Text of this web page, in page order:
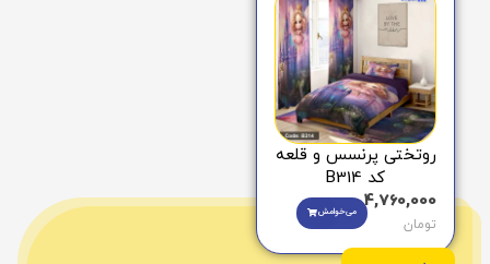
روتختی پرنسس و قلعه
کد B314
4,760,000
تومان
می‌خوامش